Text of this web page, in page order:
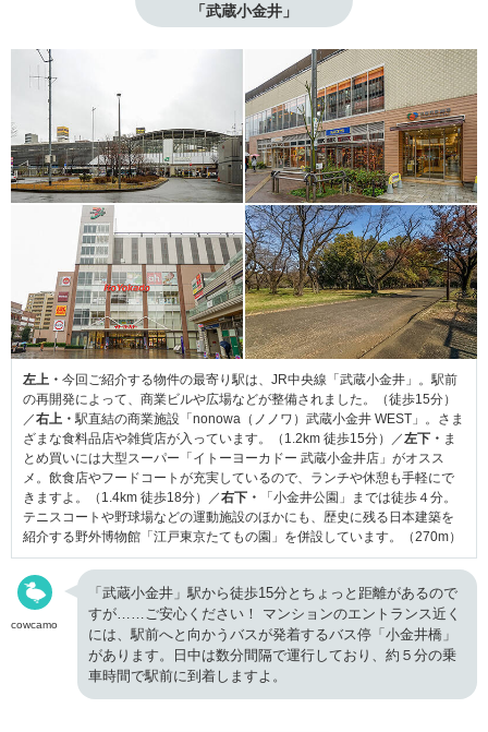
「武蔵小金井」
左上・ 今回ご紹介する物件の最寄り駅は、JR中央線「武蔵小金井」。駅前
の再開発によって、商業ビルや広場などが整備されました。（徒歩15分）
／右上・駅直結の商業施設「nonowa（ノノワ）武蔵小金井 WEST」。さま
ざまな食料品店や雑貨店が入っています。（1.2km 徒歩15分）／左下・ ま
とめ買いには大型スーパー「イトーヨーカドー 武蔵小金井店」がオスス
メ。飲食店やフードコートが充実しているので、ランチや休憩も手軽にで
きますよ。（1.4km 徒歩18分）／右下・
「小金井公園」までは徒歩４分。
テニスコートや野球場などの運動施設のほかにも、歴史に残る日本建築を
紹介する野外博物館「江戸東京たてもの園」を併設しています。（270m）
cowcamo
「武蔵小金井」駅から徒歩15分とちょっと距離があるので
すが……ご安心ください！ マンションのエントランス近く
には、駅前へと向かうバスが発着するバス停「小金井橋」
があります。日中は数分間隔で運行しており、約５分の乗
車時間で駅前に到着しますよ。